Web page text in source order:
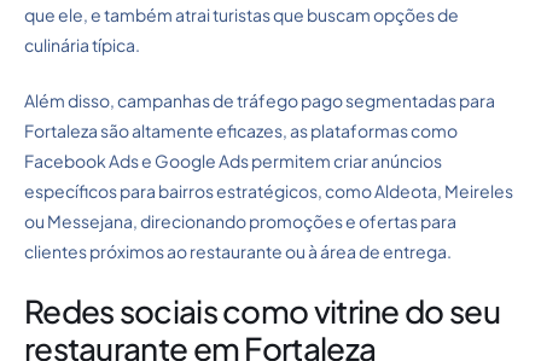
que ele, e também atrai turistas que buscam opções de
culinária típica.
Além disso, campanhas de tráfego pago segmentadas para
Fortaleza são altamente eficazes, as plataformas como
Facebook Ads e Google Ads permitem criar anúncios
específicos para bairros estratégicos, como Aldeota, Meireles
ou Messejana, direcionando promoções e ofertas para
clientes próximos ao restaurante ou à área de entrega.
Redes sociais como vitrine do seu
restaurante em Fortaleza